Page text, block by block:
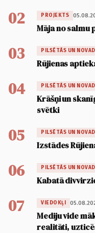
02 PROJEKTS
Māja no salmu
03 PILSĒTĀS UN
Rūjienas
04 PILSĒTĀS UN
Krāšņi un
svētki
05 PILSĒTĀS UN
Izstādes
06 PILSĒTĀS UN
Kabatā
07 VIEDOKĻI
Mediju vide
realitāti,